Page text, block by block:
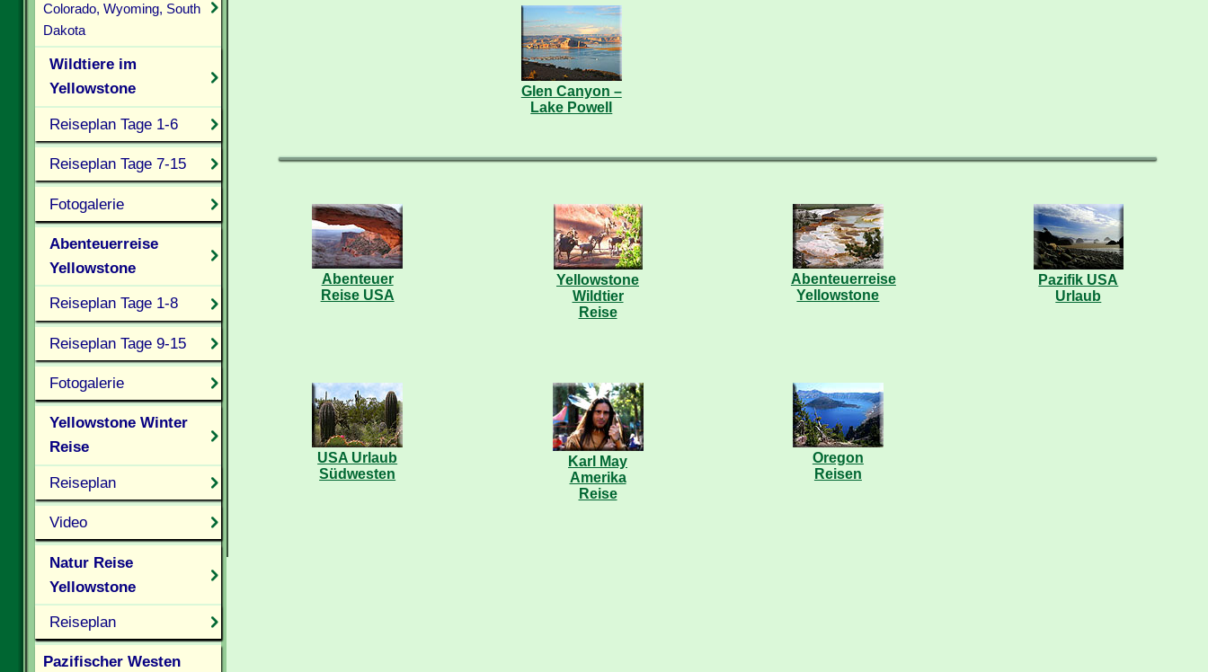
Glen Canyon –
Lake Powell
Abenteuer
Reise USA
Yellowstone
Wildtier
Reise
Abenteuerreise
Yellowstone
Pazifik USA
Urlaub
USA Urlaub
Südwesten
Karl May
Amerika
Reise
Oregon
Reisen
Colorado, Wyoming, South
Dakota
Wildtiere im
Yellowstone
Reiseplan Tage 1-6
Reiseplan Tage 7-15
Fotogalerie
Abenteuerreise
Yellowstone
Reiseplan Tage 1-8
Reiseplan Tage 9-15
Fotogalerie
Yellowstone Winter
Reise
Reiseplan
Video
Natur Reise
Yellowstone
Reiseplan
Pazifischer Westen